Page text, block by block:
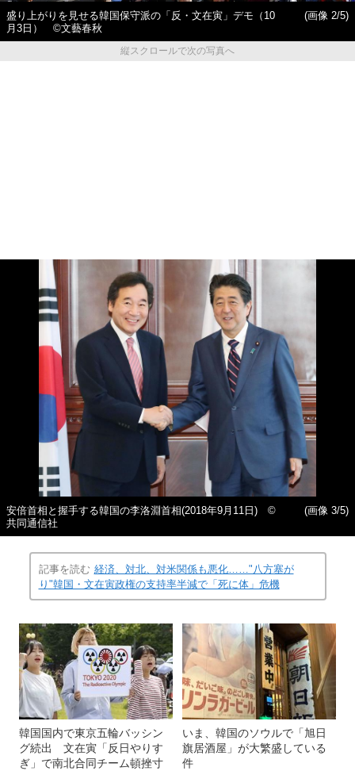
盛り上がりを見せる韓国保守派の「反・文在寅」デモ（10
月3日） ©文藝春秋
(画像 2/5)
縦スクロールで次の写真へ
安倍首相と握手する韓国の李洛淵首相(2018年9月11日) ©
共同通信社
(画像 3/5)
記事を読む 経済、対北、対米関係も悪化……"八方塞が
り"韓国・文在寅政権の支持率半減で「死に体」危機
韓国国内で東京五輪バッシン
グ続出 文在寅「反日やりす
ぎ」で南北合同チーム頓挫寸
いま、韓国のソウルで「旭日
旗居酒屋」が大繁盛している
件